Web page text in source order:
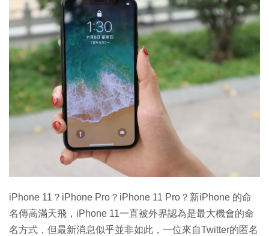
教學評測
EduTech
IT Times
生成式AI與雲端應用
Enterprise Digital Transformation
iPhone 11？iPhone Pro？iPhone 11 Pro？新iPhone 的命
名傳高滿天飛，iPhone 11一直被外界認為是最大機會的命
名方式，但最新消息似乎並非如此，一位來自Twitter的匿名